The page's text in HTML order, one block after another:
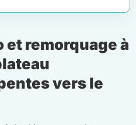
et remorquage à
vers le